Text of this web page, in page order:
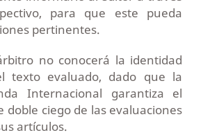
para que este pueda
pertinentes.
no conocerá la identidad
texto evaluado, dado que la
Internacional garantiza el
doble ciego de las evaluaciones
artículos.